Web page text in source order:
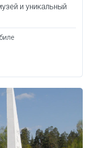
и уникальный